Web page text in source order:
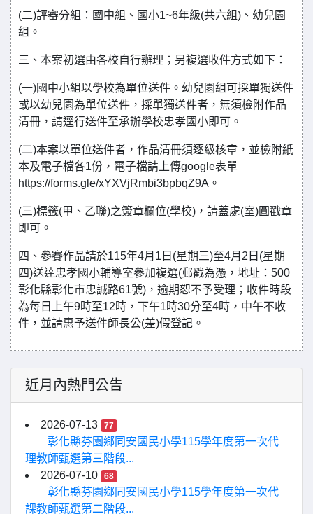
(二)評審分組：國中組、國小1~6年級(共六組)、幼兒園
組。
三、本案初選由各校自行辦理；另複選收件方式如下：
(一)國中小組以學校為單位送件。幼兒園組可採單獨送件
或以幼兒園為單位送件，採單獨送件者，無須檢附作品
清冊，請逕行送件至承辦學校忠孝國小即可。
(二)本案以單位送件者，作品清冊須逐級核章，並檢附紙
本及電子檔各1份，電子檔請上傳google表單
https://forms.gle/xYXVjRmbi3bpbqZ9A。
(三)標籤(甲、乙聯)之簽章欄位(學校)，請蓋處(室)圓戳章
即可。
四、參賽作品請於115年4月1日(星期三)至4月2日(星期
四)送達忠孝國小輔導室參加複選(郵戳為憑，地址：500
彰化縣彰化市忠誠路61號)，逾期恕不予受理；收件時段
為每日上午9時至12時，下午1時30分至4時，中午不收
件，並請惠予送件師長公(差)假登記。
近月內熱門公告
2026-07-13 77
彰化縣芬園鄉同安國民小學115學年度第一次代
理教師甄選第三階段...
2026-07-10
68
彰化縣芬園鄉同安國民小學115學年度第一次代
課教師甄選第二階段...